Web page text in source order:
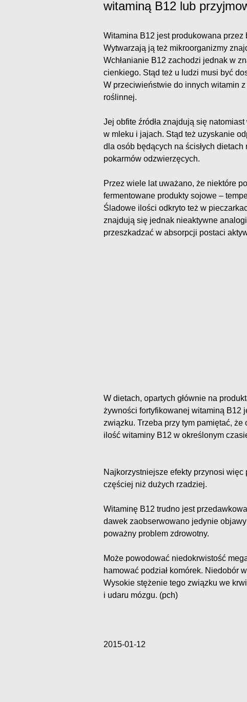
witaminą B12 lub
Witamina B12 jest produkowana
Wytwarzają ją też mikroorganizmy
Wchłanianie B12 zachodzi jednak w
cienkiego. Stąd też u ludzi musi być
W przeciwieństwie do innych witamin
roślinnej.
Jej obfite źródła znajdują się
w mleku i jajach. Stąd też uzyskanie
dla osób będących na ścisłych
pokarmów odzwierzęcych.
Przez wiele lat uważano, że niektóre
fermentowane produkty sojowe –
Śladowe ilości odkryto też w
znajdują się jednak nieaktywne
przeszkadzać w absorpcji postaci
W dietach, opartych głównie na
żywności fortyfikowanej witaminą B12
związku. Trzeba przy tym pamiętać,
ilość witaminy B12 w określonym
Najkorzystniejsze efekty przynosi
częściej niż dużych rzadziej.
Witaminę B12 trudno jest
dawek zaobserwowano jedynie
poważny problem zdrowotny.
Może powodować niedokrwistość
hamować podział komórek. Niedobór
Wysokie stężenie tego związku we
i udaru mózgu. (pch)
2015-01-12